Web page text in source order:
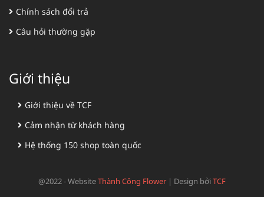
Chính sách đổi trả
Câu hỏi thường gặp
Giới thiệu
Giới thiệu về TCF
Cảm nhận từ khách hàng
Hệ thống 150 shop toàn quốc
@2022 - WebsiteThành Công Flower | Design bởiTCF